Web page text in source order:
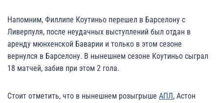
Напомним, Филлипе Коутиньо перешел в Барселону с
Ливерпуля, после неудачных выступлений был отдан в
аренду мюнхенской Баварии и только в этом сезоне
вернулся в Барселону. В нынешнем сезоне Коутиньо сыграл
18 матчей, забив при этом 2 гола.
Стоит отметить, что в нынешнем розыгрыше АПЛ, Астон